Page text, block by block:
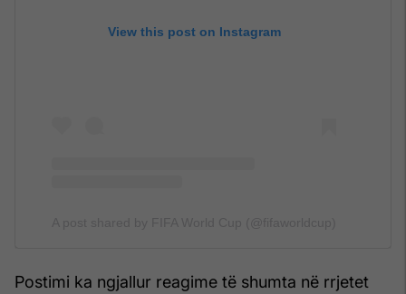
View this post on Instagram
Postimi ka ngjallur reagime të shumta në rrjetet